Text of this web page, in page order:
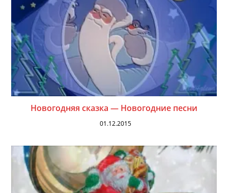
Новогодняя сказка — Новогодние песни
01.12.2015